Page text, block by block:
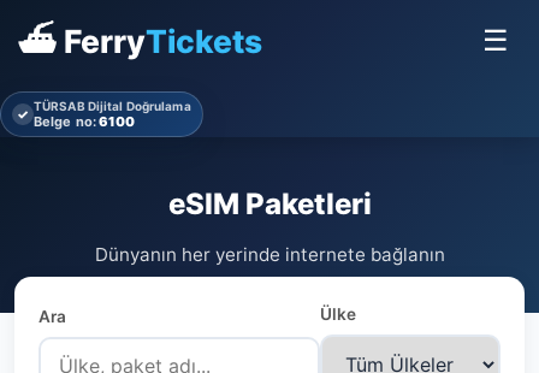
⛴ FerryTickets ☰
✓ TÜRSAB Dijital Doğrulama
Belge no:6100
eSIM Paketleri
Dünyanın her yerinde internete bağlanın
Ara Ülke